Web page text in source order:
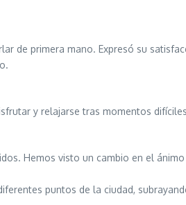
de primera mano. Expresó su
y relajarse tras momentos
Hemos visto un cambio en el
puntos de la ciudad,